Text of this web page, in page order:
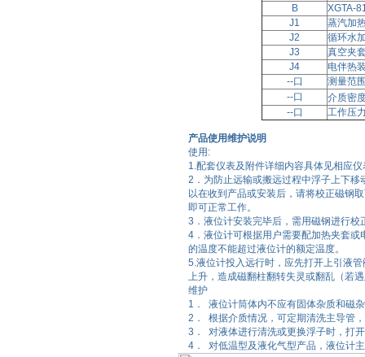
B
XGTA-
J1
蒸汽加
J2
循环水
J3
真空夹
J4
电伴热
--口
测量范
--口
介质密
--口
工作压
产品使用维护说明
使用:
1.配套仪表及附件详细内容具体见相应
2．为防止远输或搬远过程中浮子上下
以在收到产品或安装后，请将校正磁钢
即可正常工作。
3．液位计安装完毕后，需用磁钢进行
4．液位计可根据用户需要配加热夹套
的温度不能超过液位计的额定温度。
5.液位计投入远行时，应先打开上引液
上升，造成磁翻柱翻转失灵或翻乱（若
维护
1． 液位计筒体内不应有固体杂质和磁
2． 根据介质情况，可定期清洗主导管
3． 对液体进行清洗或更换浮子时，打
4． 对低温型及液化气型产品，液位计